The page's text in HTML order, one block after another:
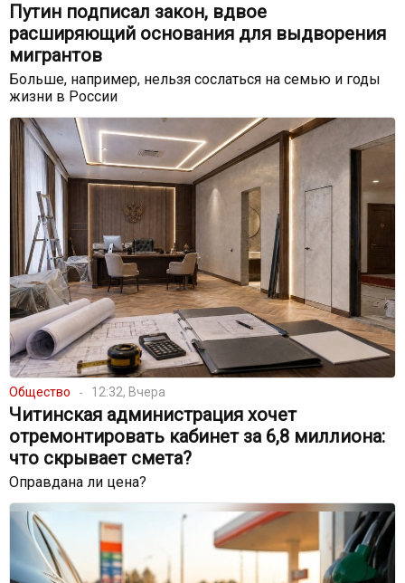
Путин подписал закон, вдвое
расширяющий основания для выдворения
мигрантов
Больше, например, нельзя сослаться на семью и годы
жизни в России
Общество 12:32, Вчера
Читинская администрация хочет
отремонтировать кабинет за 6,8 миллиона:
что скрывает смета?
Оправдана ли цена?